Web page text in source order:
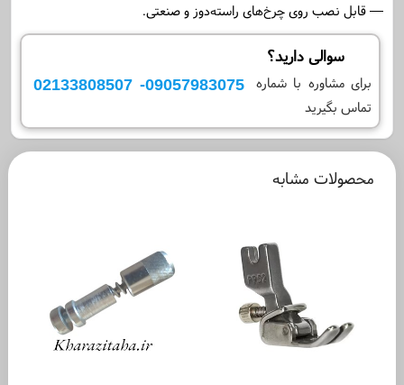
— قابل نصب روی چرخ‌های راسته‌دوز و صنعتی.
سوالی دارید؟
برای مشاوره با شماره 09057983075- 02133808507
تماس بگیرید
محصولات مشابه